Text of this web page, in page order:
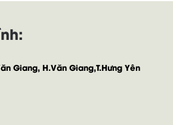
Giang, H.Văn Giang,T.Hưng Yên